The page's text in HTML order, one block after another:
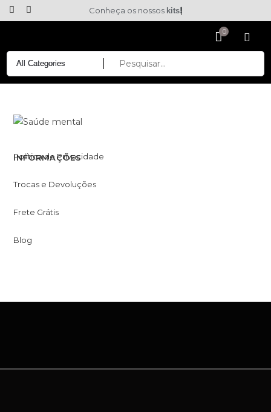
Conheça os nossos kits!
INFORMAÇÕES
Política de Privacidade
Trocas e Devoluções
Frete Grátis
Blog